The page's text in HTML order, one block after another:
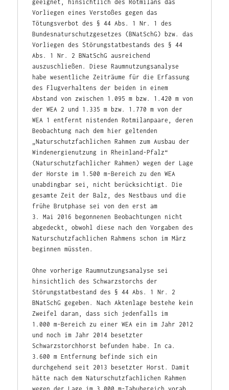
geeignet, hinsichtlich des Rotmilans das
Vorliegen eines Verstoßes gegen das
Tötungsverbot des § 44 Abs. 1 Nr. 1 des
Bundesnaturschutzgesetzes (BNatSchG) bzw. das
Vorliegen des Störungstatbestands des § 44
Abs. 1 Nr. 2 BNatSchG ausreichend
auszuschließen. Diese Raumnutzungsanalyse
habe wesentliche Zeiträume für die Erfassung
des Flugverhaltens der beiden in einem
Abstand von zwischen 1.095 m bzw. 1.420 m von
der WEA 2 und 1.335 m bzw. 1.770 m von der
WEA 1 entfernt nistenden Rotmilanpaare, deren
Beobachtung nach dem hier geltenden
„Naturschutzfachlichen Rahmen zum Ausbau der
Windenergienutzung in Rheinland-Pfalz“
(Naturschutzfachlicher Rahmen) wegen der Lage
der Horste im 1.500 m-Bereich zu den WEA
unabdingbar sei, nicht berücksichtigt. Die
gesamte Zeit der Balz, des Nestbaus und die
frühe Brutphase sei von den erst am
3. Mai 2016 begonnenen Beobachtungen nicht
abgedeckt, obwohl diese nach den Vorgaben des
Naturschutzfachlichen Rahmens schon im März
beginnen müssten.
Ohne vorherige Raumnutzungsanalyse sei
hinsichtlich des Schwarzstorchs der
Störungstatbestand des § 44 Abs. 1 Nr. 2
BNatSchG gegeben. Nach Aktenlage bestehe kein
Zweifel daran, dass sich jedenfalls im
1.000 m-Bereich zu einer WEA ein im Jahr 2012
und noch im Jahr 2014 besetzter
Schwarzstorchhorst befunden habe. In ca.
3.600 m Entfernung befinde sich ein
durchgehend seit 2013 besetzter Horst. Damit
hätte nach dem Naturschutzfachlichen Rahmen